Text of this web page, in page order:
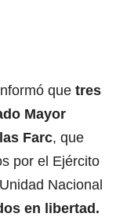
que tres
Mayor
Farc, que
por el Ejército
Nacional
en libertad.